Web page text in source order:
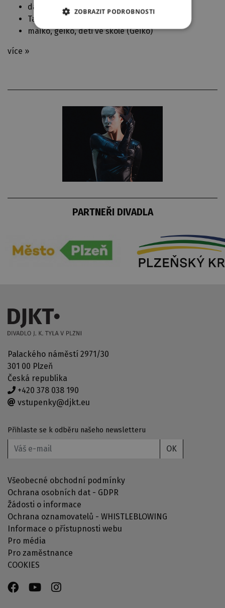
dále tančí (
Tančí, Učedníci (
maiko, geiko, děti ve škole (Geiko)
více »
PARTNEŘI DIVADLA
Palackého náměstí 2971/30
301 00 Plzeň
Česká republika
+420 378 038 190
vstupenky@djkt.eu
Přihlaste se k odběru našeho newsletteru
OK
Všeobecné obchodní podmínky
Ochrana osobních dat - GDPR
Žádosti o informace
Ochrana oznamovatelů - WHISTLEBLOWING
Informace o přístupnosti webu
Pro média
Pro zaměstnance
COOKIES
ZOBRAZIT PODROBNOSTI